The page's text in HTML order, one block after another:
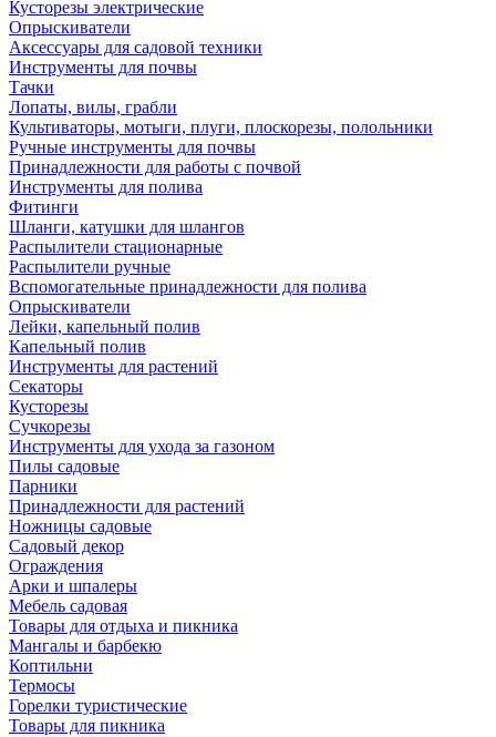
Кусторезы электрические
Опрыскиватели
Аксессуары для садовой техники
Инструменты для почвы
Тачки
Лопаты, вилы, грабли
Культиваторы, мотыги, плуги, плоскорезы, полольники
Ручные инструменты для почвы
Принадлежности для работы с почвой
Инструменты для полива
Фитинги
Шланги, катушки для шлангов
Распылители стационарные
Распылители ручные
Вспомогательные принадлежности для полива
Опрыскиватели
Лейки, капельный полив
Капельный полив
Инструменты для растений
Секаторы
Кусторезы
Сучкорезы
Инструменты для ухода за газоном
Пилы садовые
Парники
Принадлежности для растений
Ножницы садовые
Садовый декор
Ограждения
Арки и шпалеры
Мебель садовая
Товары для отдыха и пикника
Мангалы и барбекю
Коптильни
Термосы
Горелки туристические
Товары для пикника